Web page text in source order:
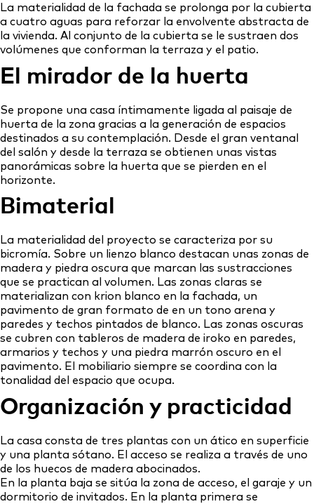
La materialidad de la fachada se prolonga por la cubierta
a cuatro aguas para reforzar la envolvente abstracta de
la vivienda. Al conjunto de la cubierta se le sustraen dos
volúmenes que conforman la terraza y el patio.
El mirador de la huerta
Se propone una casa íntimamente ligada al paisaje de
huerta de la zona gracias a la generación de espacios
destinados a su contemplación. Desde el gran ventanal
del salón y desde la terraza se obtienen unas vistas
panorámicas sobre la huerta que se pierden en el
horizonte.
Bimaterial
La materialidad del proyecto se caracteriza por su
bicromía. Sobre un lienzo blanco destacan unas zonas de
madera y piedra oscura que marcan las sustracciones
que se practican al volumen. Las zonas claras se
materializan con krion blanco en la fachada, un
pavimento de gran formato de en un tono arena y
paredes y techos pintados de blanco. Las zonas oscuras
se cubren con tableros de madera de iroko en paredes,
armarios y techos y una piedra marrón oscuro en el
pavimento. El mobiliario siempre se coordina con la
tonalidad del espacio que ocupa.
Organización y practicidad
La casa consta de tres plantas con un ático en superficie
y una planta sótano. El acceso se realiza a través de uno
de los huecos de madera abocinados.
En la planta baja se sitúa la zona de acceso, el garaje y un
dormitorio de invitados. En la planta primera se